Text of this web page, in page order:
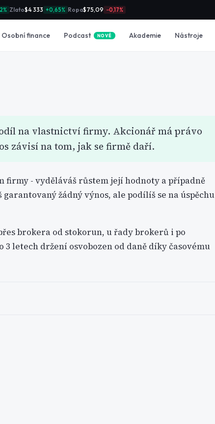
Zlato$4 333 +0,65% Ropa$75,09 −0,17%
Osobní finance Podcast NOVÉ Akademie Nástroje
na vlastnictví firmy. Akcionář má právo
závisí na tom, jak se firmě daří.
firmy - vyděláváš růstem její hodnoty a případně
žádný výnos, ale podílíš se na úspěchu
brokera od stokorun, u řady brokerů i po
letech držení osvobozen od daně díky časovému